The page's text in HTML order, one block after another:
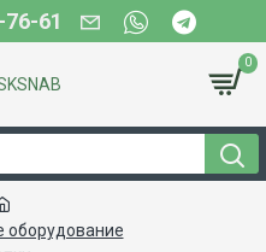
61
0
оборудование